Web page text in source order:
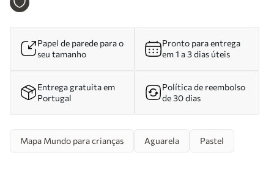
Papel de parede para o
seu tamanho
Pronto para entrega
em 1 a 3 dias úteis
Entrega gratuita em
Portugal
Política de reembolso
de 30 dias
Mapa Mundo para crianças Aguarela Pastel